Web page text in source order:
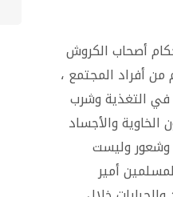
أصحاب الكروش
من أفراد المجتمع ،
في التغذية وشرب
والأجساد
وشعور وليست
أمير